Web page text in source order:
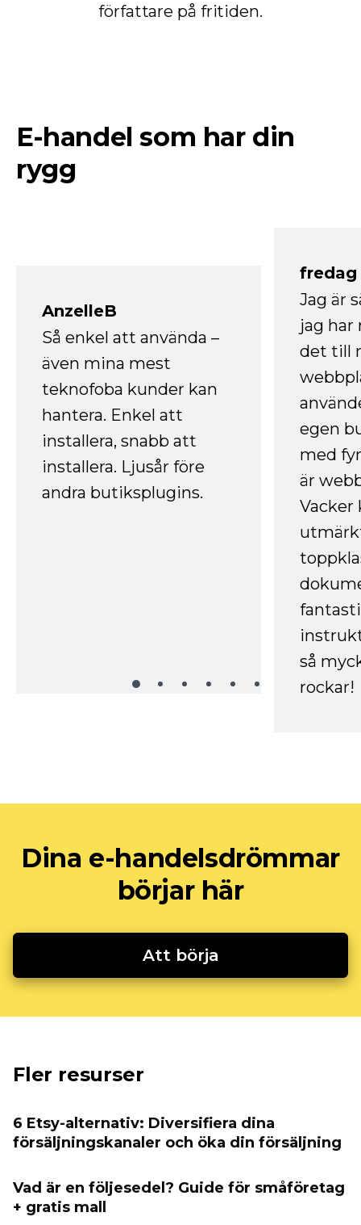
författare på fritiden.
E-handel som har din
rygg
AnzelleB
Så enkel att använda –
även mina mest
teknofoba kunder kan
hantera. Enkel att
installera, snabb att
installera. Ljusår före
andra butiksplugins.
fredag
Jag är
jag
det till
egen
med
är
Vacker
så
rockar!
Dina e-handelsdrömmar
börjar här
Att börja
Fler resurser
6 Etsy-alternativ: Diversifiera dina
försäljningskanaler och öka din försäljning
Vad är en följesedel? Guide för småföretag
+ gratis mall